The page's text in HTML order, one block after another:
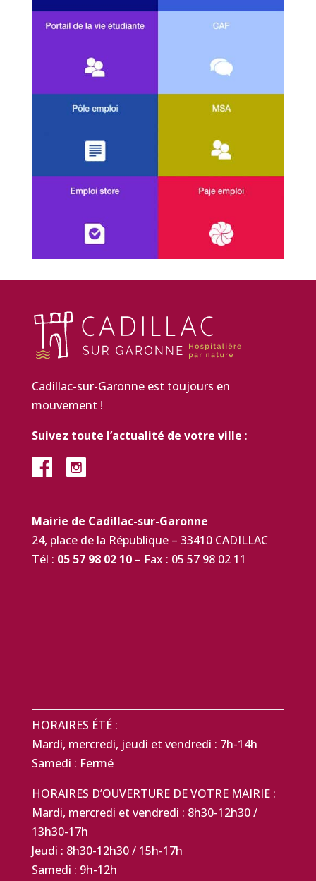
Cadillac-sur-Garonne est toujours en
mouvement !
Suivez toute l’actualité de votre ville :
Mairie de Cadillac-sur-Garonne
24, place de la République – 33410 CADILLAC
Tél : 05 57 98 02 10– Fax : 05 57 98 02 11
HORAIRES ÉTÉ :
Mardi, mercredi, jeudi et vendredi : 7h-14h
Samedi : Fermé
HORAIRES D’OUVERTURE DE VOTRE MAIRIE :
Mardi, mercredi et vendredi : 8h30-12h30 /
13h30-17h
Jeudi : 8h30-12h30 / 15h-17h
Samedi : 9h-12h